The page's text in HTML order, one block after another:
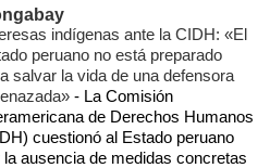
(61)
(1)
(41)
(401)
(26)
clima ixtaltepec
narcotráfico
salud
san dionisio del mar
méxico política
álvaro obregón
indígenas ante la CIDH: «El
peruano no está preparado
salvar la vida de una defensora
- La Comisión
de Derechos Humanos
cuestionó al Estado peruano
la ausencia de medidas concretas